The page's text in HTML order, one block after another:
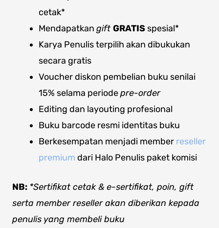
cetak*
Mendapatkan gift GRATIS spesial*
Karya Penulis terpilih akan dibukukan
secara gratis
Voucher diskon pembelian buku senilai
15% selama periodepre-order
Editing dan layouting profesional
Buku barcode resmi identitas buku
Berkesempatan menjadi member reseller
premium dari Halo Penulis paket komisi
NB: *Sertifikat cetak & e-sertifikat, poin, gift
serta member reseller akan diberikan kepada
penulis yang membeli buku